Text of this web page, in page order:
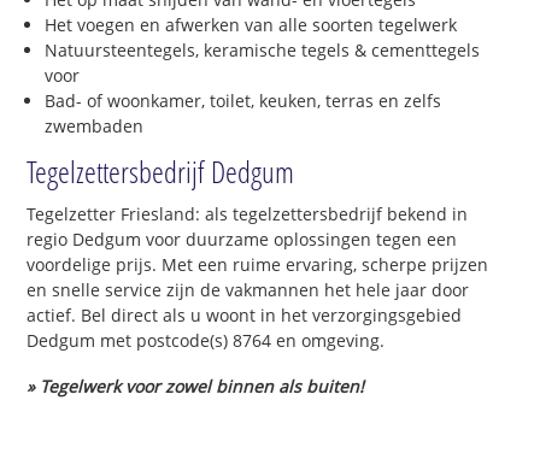
Het voegen en afwerken van alle soorten tegelwerk
Natuursteentegels, keramische tegels & cementtegels
voor
Bad- of woonkamer, toilet, keuken, terras en zelfs
zwembaden
Tegelzettersbedrijf Dedgum
Tegelzetter Friesland: als tegelzettersbedrijf bekend in
regio Dedgum voor duurzame oplossingen tegen een
voordelige prijs. Met een ruime ervaring, scherpe prijzen
en snelle service zijn de vakmannen het hele jaar door
actief. Bel direct als u woont in het verzorgingsgebied
Dedgum met postcode(s) 8764 en omgeving.
» Tegelwerk voor zowel binnen als buiten!